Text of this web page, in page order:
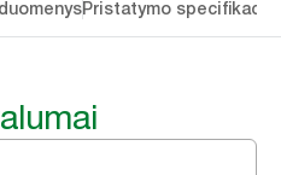
Pristatymo